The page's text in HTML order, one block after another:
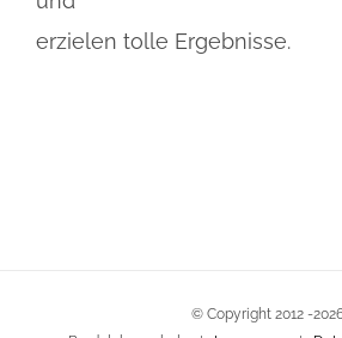
erzielen tolle Ergebnisse.
© Copyright 2012 -